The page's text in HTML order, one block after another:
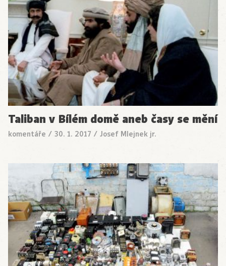
Taliban v Bílém domě aneb časy se mění
komentáře / 30. 1. 2017 / Josef Mlejnek jr.